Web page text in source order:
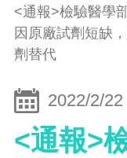
<通報>檢驗醫學
因原廠試劑短缺
劑替代
2022/2/22
<通報>